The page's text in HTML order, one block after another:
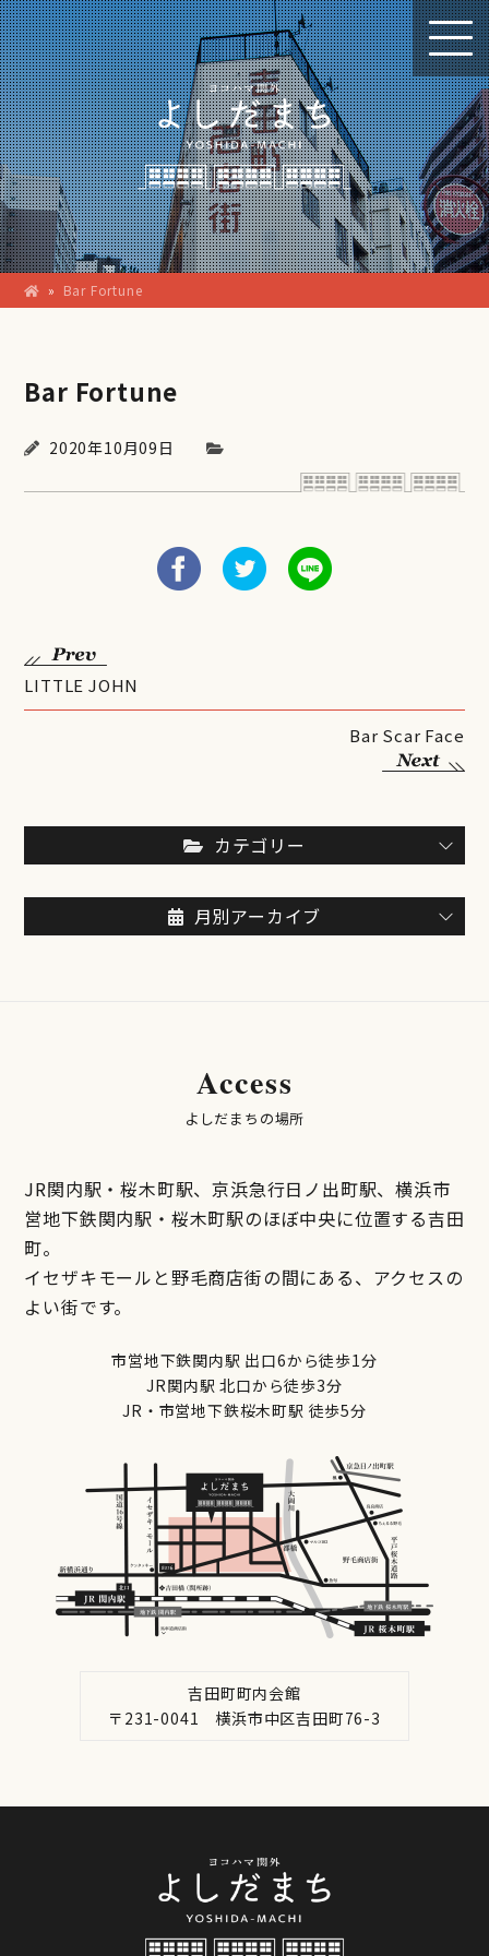
» Bar Fortune
Bar Fortune
2020年10月09日
LITTLE JOHN
Bar Scar Face
カテゴリー
月別アーカイブ
Access
よしだまちの場所
JR関内駅・桜木町駅、京浜急行日ノ出町駅、横浜市
営地下鉄関内駅・桜木町駅のほぼ中央に位置する吉田
町。
イセザキモールと野毛商店街の間にある、アクセスの
よい街です。
市営地下鉄関内駅 出口6から徒歩1分
JR関内駅 北口から徒歩3分
JR・市営地下鉄桜木町駅 徒歩5分
吉田町町内会館
〒231-0041 横浜市中区吉田町76-3